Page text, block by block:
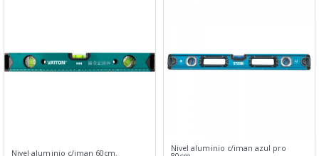
Nivel aluminio c/iman 60cm. Nivel aluminio c/iman azul pro